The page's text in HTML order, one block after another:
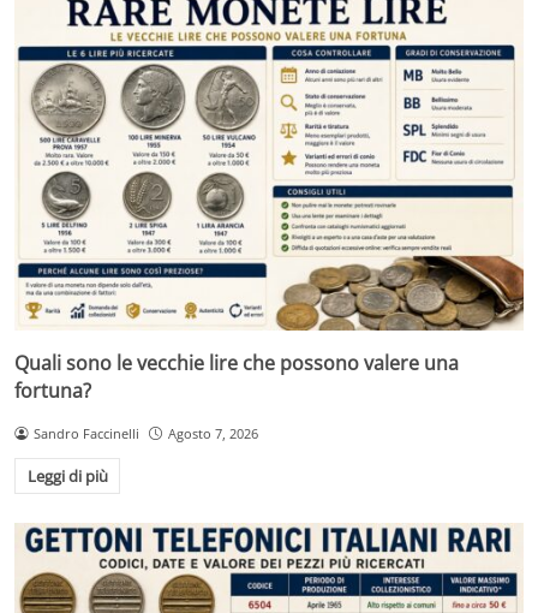
Quali sono le vecchie lire che possono valere una
fortuna?
Sandro Faccinelli Agosto 7, 2026
Leggi di più